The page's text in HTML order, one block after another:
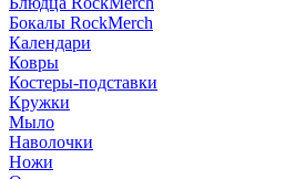
Бокалы RockMerch
Календари
Ковры
Костеры-подставки
Кружки
Мыло
Наволочки
Ножи